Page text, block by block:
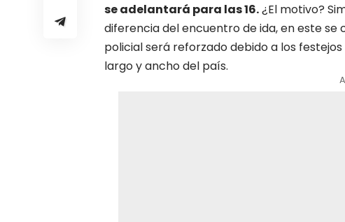
se adelantará para las 16.¿El motivo?
diferencia del encuentro de ida, en este
policial será reforzado debido a los
largo y ancho del país.